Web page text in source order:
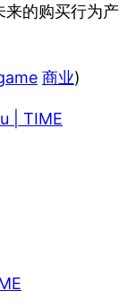
来的购买行为产
商业)
| TIME